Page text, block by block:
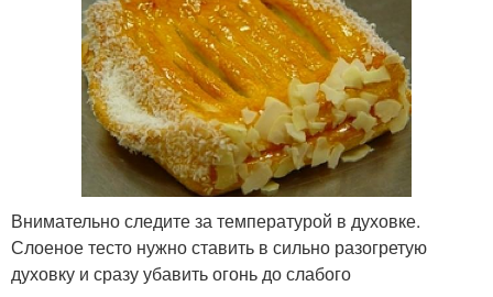
Внимательно следите за температурой в духовке.
Слоеное тесто нужно ставить в сильно разогретую
духовку и сразу убавить огонь до слабого